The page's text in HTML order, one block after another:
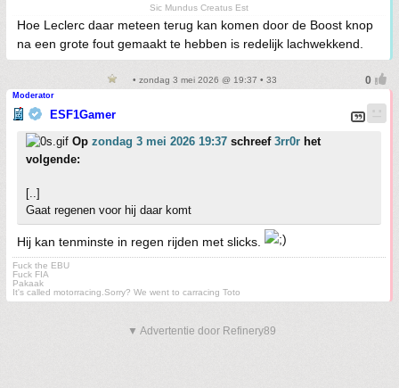
Sic Mundus Creatus Est
Hoe Leclerc daar meteen terug kan komen door de Boost knop
na een grote fout gemaakt te hebben is redelijk lachwekkend.
• zondag 3 mei 2026 @ 19:37 • 33
Moderator
ESF1Gamer
Op zondag 3 mei 2026 19:37 schreef 3rr0r het
volgende:
[..]
Gaat regenen voor hij daar komt
Hij kan tenminste in regen rijden met slicks.
Fuck the EBU
Fuck FIA
Pakaak
It's called motorracing.Sorry? We went to carracing Toto
▼ Advertentie door Refinery89